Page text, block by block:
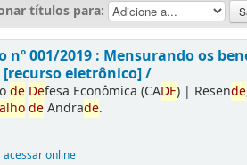
títulos para:
nº 001/2019 : Mensurando os
eletrônico] /
de Defesa Econômica (CADE) | Resende
deAndrade.
online